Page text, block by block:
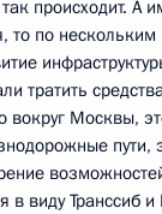
происходит. А
то по
тратить
вокруг Москвы,
пути,
в виду Транссиб